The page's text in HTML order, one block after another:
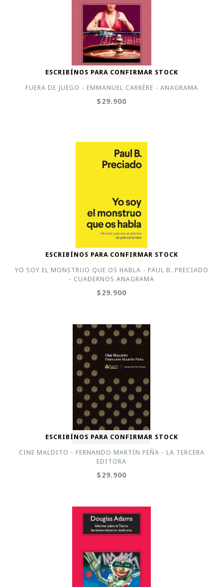
ESCRIBÍNOS PARA CONFIRMAR STOCK
FUERA DE JUEGO - EMMANUEL CARRÈRE - ANAGRAMA
$29.900
ESCRIBÍNOS PARA CONFIRMAR STOCK
YO SOY EL MONSTRUO QUE OS HABLA - PAUL B. PRECIADO
- CUADERNOS ANAGRAMA
$29.900
ESCRIBÍNOS PARA CONFIRMAR STOCK
CINE MALDITO - FERNANDO MARTÍN PEÑA - LA TERCERA
EDITORA
$29.900